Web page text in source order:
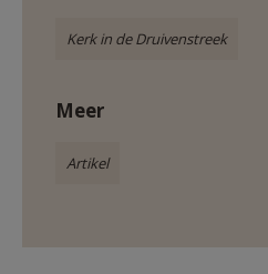
Kerk in de Druivenstreek
Meer
Artikel